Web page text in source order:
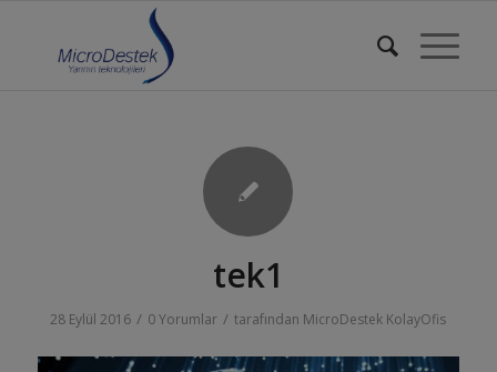
tek1
28 Eylül 2016 / 0 Yorumlar / tarafından MicroDestek KolayOfis